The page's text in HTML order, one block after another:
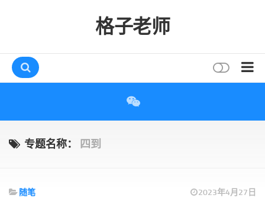
格子老师
互动
专题名称： 四到
随笔 2023年4月27日